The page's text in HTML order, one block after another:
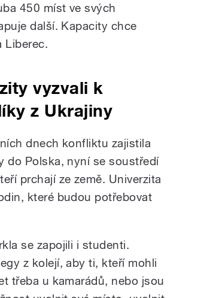
450 míst ve svých
další. Kapacity chce
Liberec.
vyzvali k
z Ukrajiny
dnech konfliktu zajistila
do Polska, nyní se soustředí
prchají ze země. Univerzita
které budou potřebovat
se zapojili i studenti.
z kolejí, aby ti, kteří mohli
třeba u kamarádů, nebo jsou